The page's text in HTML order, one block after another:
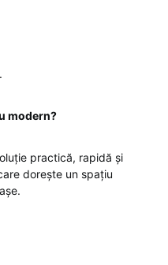
modern?
practică, rapidă și
dorește un spațiu